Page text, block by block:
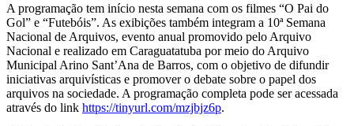
A programação tem início nesta semana com os filmes “O Pai do
Gol” e “Futebóis”. As exibições também integram a 10ª Semana
Nacional de Arquivos, evento anual promovido pelo Arquivo
Nacional e realizado em Caraguatatuba por meio do Arquivo
Municipal Arino Sant’Ana de Barros, com o objetivo de difundir
iniciativas arquivísticas e promover o debate sobre o papel dos
arquivos na sociedade. A programação completa pode ser acessada
através do link https://tinyurl.com/mzjbjz6p.